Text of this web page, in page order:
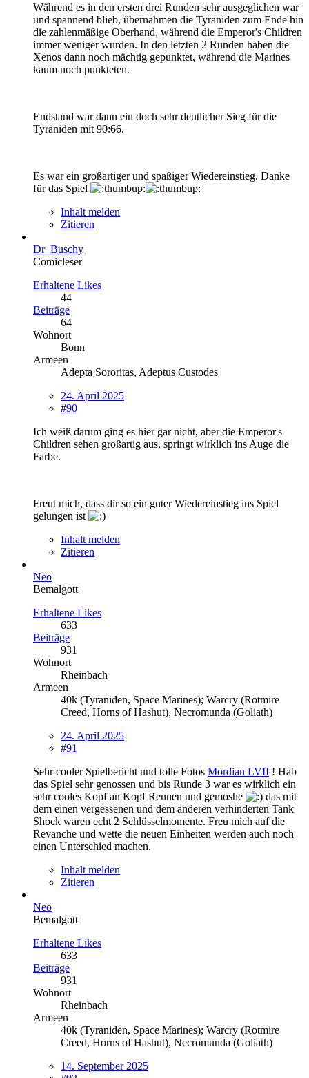
Während es in den ersten drei Runden sehr ausgeglichen war
und spannend blieb, übernahmen die Tyraniden zum Ende hin
die zahlenmäßige Oberhand, während die Emperor's Children
immer weniger wurden. In den letzten 2 Runden haben die
Xenos dann noch mächtig gepunktet, während die Marines
kaum noch punkteten.
Endstand war dann ein doch sehr deutlicher Sieg für die
Tyraniden mit 90:66.
Es war ein großartiger und spaßiger Wiedereinstieg. Danke
für das Spiel
Inhalt melden
Zitieren
Dr_Buschy
Comicleser
Erhaltene Likes
44
Beiträge
64
Wohnort
Bonn
Armeen
Adepta Sororitas, Adeptus Custodes
24. April 2025
#90
Ich weiß darum ging es hier gar nicht, aber die Emperor's
Children sehen großartig aus, springt wirklich ins Auge die
Farbe.
Freut mich, dass dir so ein guter Wiedereinstieg ins Spiel
gelungen ist
Inhalt melden
Zitieren
Neo
Bemalgott
Erhaltene Likes
633
Beiträge
931
Wohnort
Rheinbach
Armeen
40k (Tyraniden, Space Marines); Warcry (Rotmire
Creed, Horns of Hashut), Necromunda (Goliath)
24. April 2025
#91
Sehr cooler Spielbericht und tolle Fotos Mordian LVII ! Hab
das Spiel sehr genossen und bis Runde 3 war es wirklich ein
sehr cooles Kopf an Kopf Rennen und gemoshe
das mit
dem einen vergessenen und dem anderen verhinderten Tank
Shock waren echt 2 Schlüsselmomente. Freu mich auf die
Revanche und wette die neuen Einheiten werden auch noch
einen Unterschied machen.
Inhalt melden
Zitieren
Neo
Bemalgott
Erhaltene Likes
633
Beiträge
931
Wohnort
Rheinbach
Armeen
40k (Tyraniden, Space Marines); Warcry (Rotmire
Creed, Horns of Hashut), Necromunda (Goliath)
14. September 2025